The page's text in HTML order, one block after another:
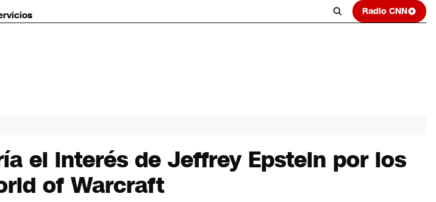
Radio CNN
el interés de Jeffrey Epstein por los
of Warcraft